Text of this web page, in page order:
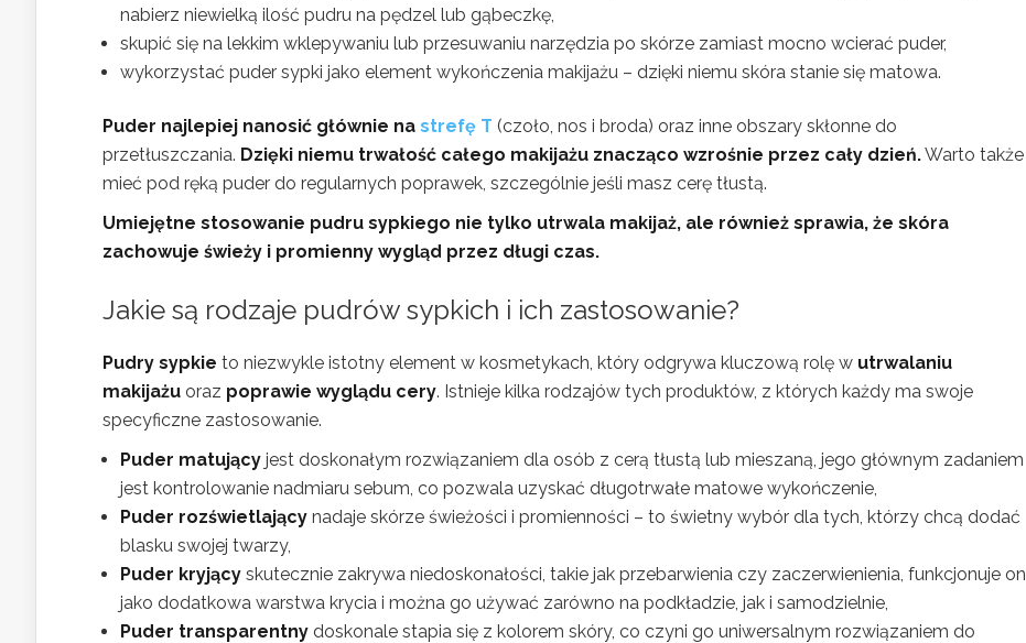
nabierz niewielką ilość pudru na pędzel lub gąbeczkę,
skupić się na lekkim wklepywaniu lub przesuwaniu narzędzia po skórze zamiast mocno wcierać puder,
wykorzystać puder sypki jako element wykończenia makijażu – dzięki niemu skóra stanie się matowa.
Puder najlepiej nanosić głównie na strefę T (czoło, nos i broda) oraz inne obszary skłonne do
przetłuszczania. Dzięki niemu trwałość całego makijażu znacząco wzrośnie przez cały dzień.Warto także
mieć pod ręką puder do regularnych poprawek, szczególnie jeśli masz cerę tłustą.
Umiejętne stosowanie pudru sypkiego nie tylko utrwala makijaż, ale również sprawia, że skóra
zachowuje świeży i promienny wygląd przez długi czas.
Jakie są rodzaje pudrów sypkich i ich zastosowanie?
Pudry sypkie to niezwykle istotny element w kosmetykach, który odgrywa kluczową rolę w utrwalaniu
makijażu oraz poprawie wyglądu cery. Istnieje kilka rodzajów tych produktów, z których każdy ma swoje
specyficzne zastosowanie.
Puder matujący jest doskonałym rozwiązaniem dla osób z cerą tłustą lub mieszaną, jego głównym zadaniem
jest kontrolowanie nadmiaru sebum, co pozwala uzyskać długotrwałe matowe wykończenie,
Puder rozświetlający nadaje skórze świeżości i promienności – to świetny wybór dla tych, którzy chcą dodać
blasku swojej twarzy,
Puder kryjący skutecznie zakrywa niedoskonałości, takie jak przebarwienia czy zaczerwienienia, funkcjonuje on
jako dodatkowa warstwa krycia i można go używać zarówno na podkładzie, jak i samodzielnie,
Puder transparentny doskonale stapia się z kolorem skóry, co czyni go uniwersalnym rozwiązaniem do